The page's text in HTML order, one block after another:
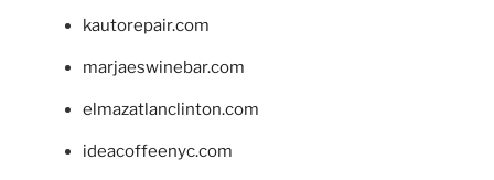
kautorepair.com
marjaeswinebar.com
elmazatlanclinton.com
ideacoffeenyc.com